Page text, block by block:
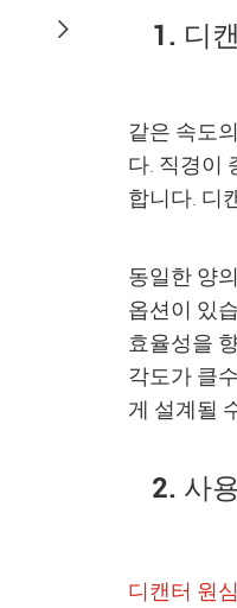
 1. 디
같은 속도
다. 직경이
합니다. 디
동일한 양
옵션이 있
효율성을
각도가 클
게 설계될
2. 사
디캔터 원